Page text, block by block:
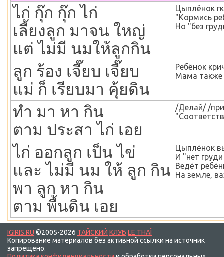
ไก่ กุ๊ก กุ๊ก ไก่
เลี้ยงลูก มาจน ใหญ่
แต่ ไม่มี นมให้ลูกกิน
Цыплёнок
"Кормись
Но "без
ลูก ร้อง เจี๊ยบ เจี๊ยบ
แม่ ก็ เรียบมา คุ้ยดิน
Ребёнок
Мама также
ทำ มา หา กิน
ตาม ประสา ไก่ เอย
/Делай/ /
ไก่ ออกลูก เป็น ไข่
และ ไม่มี นม ให้ ลูก กิน
พา ลูก หา กิน
ตาม พื้นดิน เอย
Цыплёнок
И "нет
Ведёт
На земле,
IGIRIS.RU ©2005-2026 ТАЙСКИЙ КЛУБ LE THAÏ
Копирование материалов без активной ссылки на источник
запрещено.